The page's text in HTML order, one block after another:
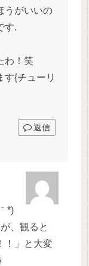
うがいいの
す.
わ！笑
す{チューリ
返信
*)
、観ると
！」と大変